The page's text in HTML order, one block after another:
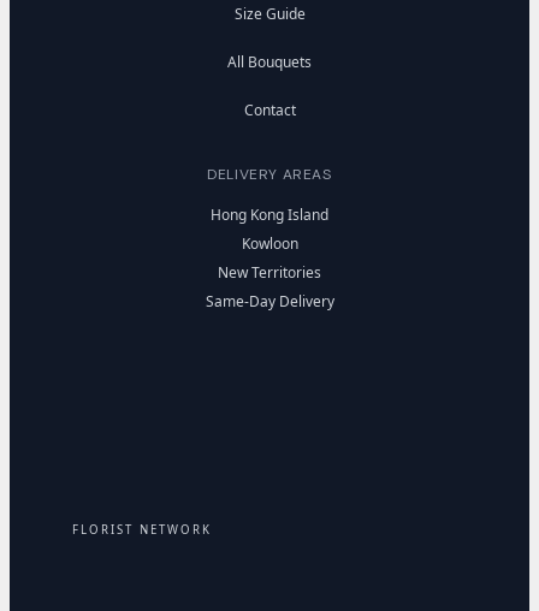
Size Guide
All Bouquets
Contact
DELIVERY AREAS
Hong Kong Island
Kowloon
New Territories
Same-Day Delivery
FLORIST NETWORK